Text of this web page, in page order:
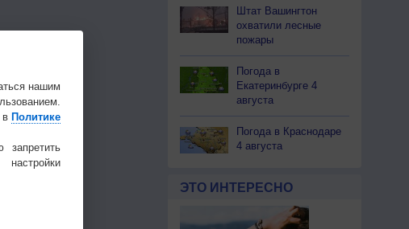
Штат Вашингтон
охватили лесные
пожары
Погода в
Екатеринбурге 4
августа
Погода в Краснодаре
4 августа
ЭТО ИНТЕРЕСНО
нашим
в Политике
запретить